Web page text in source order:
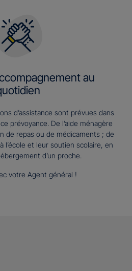
au
d’assistance sont prévues dans
prévoyance. De l’aide ménagère
de repas ou de médicaments ; de
l’école et leur soutien scolaire, en
d’un proche.
votre Agent général !